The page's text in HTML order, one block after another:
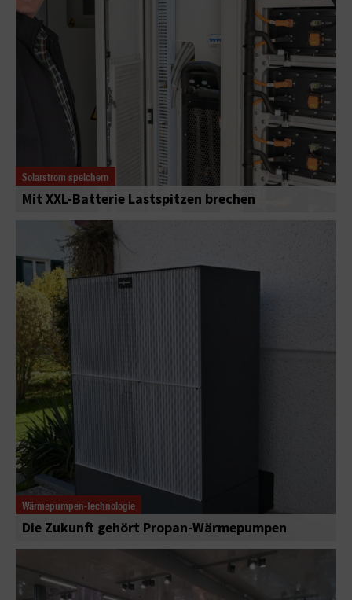
Solarstrom speichern
Mit XXL-Batterie Lastspitzen brechen
Wärmepumpen-Technologie
Die Zukunft gehört Propan-Wärmepumpen